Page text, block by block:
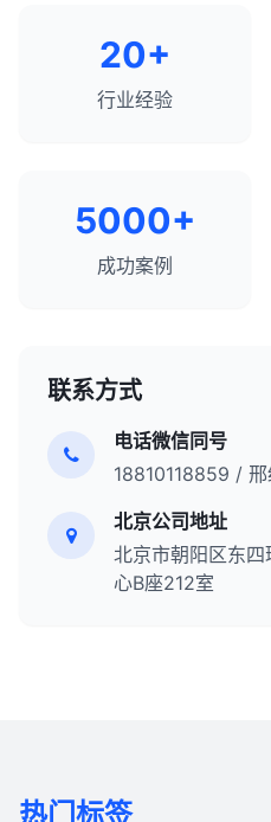
20+
行业经验
5000+
成功案例
联系方式
电话微信同号
18810118859 / 邢
北京公司地址
北京市朝阳区东
心B座212室
热门标签